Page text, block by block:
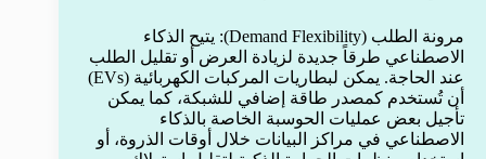
مرونة الطلب (Demand Flexibility): يتيح الذكاء
الاصطناعي طرقاً جديدة لزيادة العرض أو تقليل الطلب
عند الحاجة. يمكن لبطاريات المركبات الكهربائية (EVs)
أن تُستخدم كمصدر طاقة إضافي للشبكة، كما يمكن
تأجيل بعض عمليات الحوسبة الخاصة بالذكاء
الاصطناعي في مراكز البيانات خلال أوقات الذروة، أو